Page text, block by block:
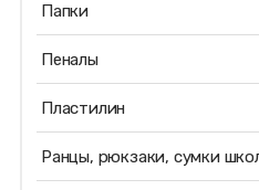
Папки
Пеналы
Пластилин
Ранцы, рюкзаки, сумки